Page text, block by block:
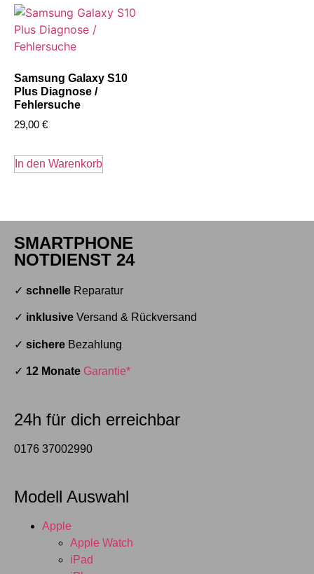
Samsung Galaxy S10
Plus Diagnose /
Fehlersuche
29,00 €
In den Warenkorb
SMARTPHONE
NOTDIENST 24
✓ schnelle Reparatur
✓ inklusive Versand & Rückversand
✓ sichere Bezahlung
✓ 12 Monate Garantie*
24h für dich erreichbar
0176 37002990
Modell Auswahl
Apple
Apple Watch
iPad